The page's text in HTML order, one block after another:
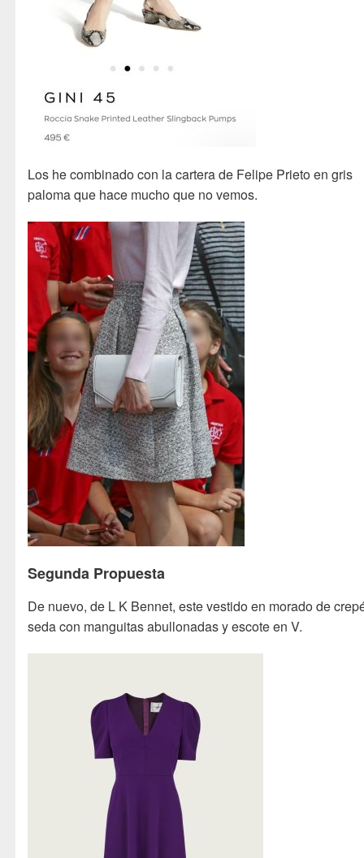
Los he combinado con la cartera de Felipe Prieto en gris
paloma que hace mucho que no vemos.
Segunda Propuesta
De nuevo, de L K Bennet, este vestido en morado de
seda con manguitas abullonadas y escote en V.